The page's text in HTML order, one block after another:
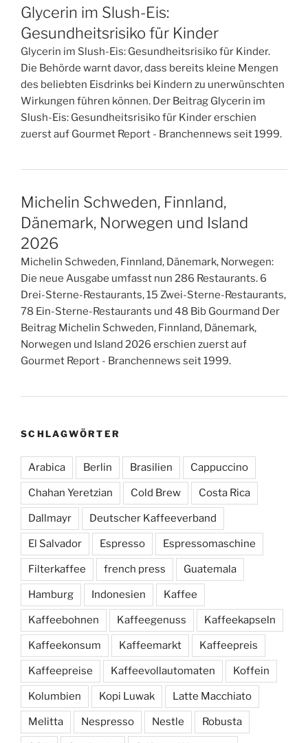
Glycerin im Slush-Eis:
Gesundheitsrisiko für Kinder
Glycerin im Slush-Eis: Gesundheitsrisiko für Kinder.
Die Behörde warnt davor, dass bereits kleine Mengen
des beliebten Eisdrinks bei Kindern zu unerwünschten
Wirkungen führen können. Der Beitrag Glycerin im
Slush-Eis: Gesundheitsrisiko für Kinder erschien
zuerst auf Gourmet Report - Branchennews seit 1999.
Michelin Schweden, Finnland,
Dänemark, Norwegen und Island
2026
Michelin Schweden, Finnland, Dänemark, Norwegen:
Die neue Ausgabe umfasst nun 286 Restaurants. 6
Drei-Sterne-Restaurants, 15 Zwei-Sterne-Restaurants,
78 Ein-Sterne-Restaurants und 48 Bib Gourmand Der
Beitrag Michelin Schweden, Finnland, Dänemark,
Norwegen und Island 2026 erschien zuerst auf
Gourmet Report - Branchennews seit 1999.
SCHLAGWÖRTER
Arabica Berlin Brasilien Cappuccino
Chahan Yeretzian Cold Brew Costa Rica
Dallmayr Deutscher Kaffeeverband
El Salvador Espresso Espressomaschine
Filterkaffee french press Guatemala
Hamburg Indonesien Kaffee
Kaffeebohnen Kaffeegenuss Kaffeekapseln
Kaffeekonsum Kaffeemarkt Kaffeepreis
Kaffeepreise Kaffeevollautomaten Koffein
Kolumbien Kopi Luwak Latte Macchiato
Melitta Nespresso Nestle Robusta